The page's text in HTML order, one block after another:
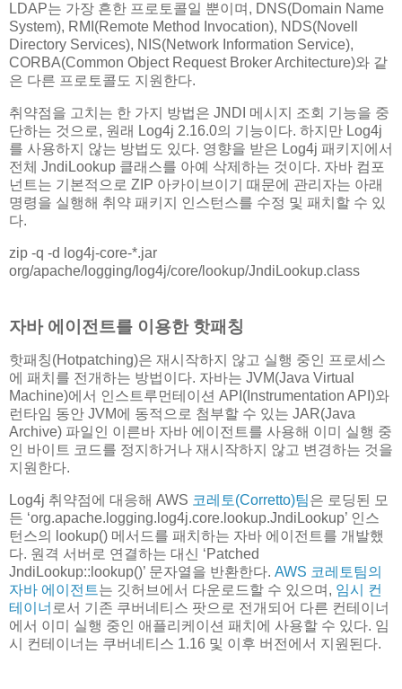
LDAP는 가장 흔한 프로토콜일 뿐이며, DNS(Domain Name
System), RMI(Remote Method Invocation), NDS(Novell
Directory Services), NIS(Network Information Service),
CORBA(Common Object Request Broker Architecture)와 같
은 다른 프로토콜도 지원한다.
취약점을 고치는 한 가지 방법은 JNDI 메시지 조회 기능을 중
단하는 것으로, 원래 Log4j 2.16.0의 기능이다. 하지만 Log4j
를 사용하지 않는 방법도 있다. 영향을 받은 Log4j 패키지에서
전체 JndiLookup 클래스를 아예 삭제하는 것이다. 자바 컴포
넌트는 기본적으로 ZIP 아카이브이기 때문에 관리자는 아래
명령을 실행해 취약 패키지 인스턴스를 수정 및 패치할 수 있
다.
zip -q -d log4j-core-*.jar
org/apache/logging/log4j/core/lookup/JndiLookup.class
자바 에이전트를 이용한 핫패칭
핫패칭(Hotpatching)은 재시작하지 않고 실행 중인 프로세스
에 패치를 전개하는 방법이다. 자바는 JVM(Java Virtual
Machine)에서 인스트루먼테이션 API(Instrumentation API)와
런타임 동안 JVM에 동적으로 첨부할 수 있는 JAR(Java
Archive) 파일인 이른바 자바 에이전트를 사용해 이미 실행 중
인 바이트 코드를 정지하거나 재시작하지 않고 변경하는 것을
지원한다.
Log4j 취약점에 대응해 AWS 코레토(Corretto)팀은 로딩된 모
든 ‘org.apache.logging.log4j.core.lookup.JndiLookup’ 인스
턴스의 lookup() 메서드를 패치하는 자바 에이전트를 개발했
다. 원격 서버로 연결하는 대신 ‘Patched
JndiLookup::lookup()’ 문자열을 반환한다. AWS 코레토팀의
자바 에이전트는 깃허브에서 다운로드할 수 있으며, 임시 컨
테이너 로서 기존 쿠버네티스 팟으로 전개되어 다른 컨테이너
에서 이미 실행 중인 애플리케이션 패치에 사용할 수 있다. 임
시 컨테이너는 쿠버네티스 1.16 및 이후 버전에서 지원된다.